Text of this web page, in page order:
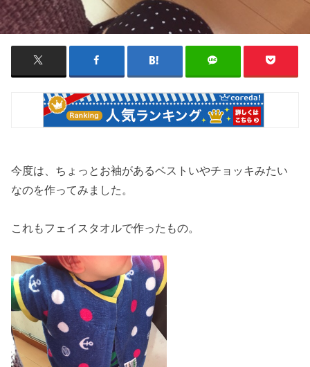
今度は、ちょっとお袖があるベストいやチョッキみたい
なのを作ってみました。
これもフェイスタオルで作ったもの。